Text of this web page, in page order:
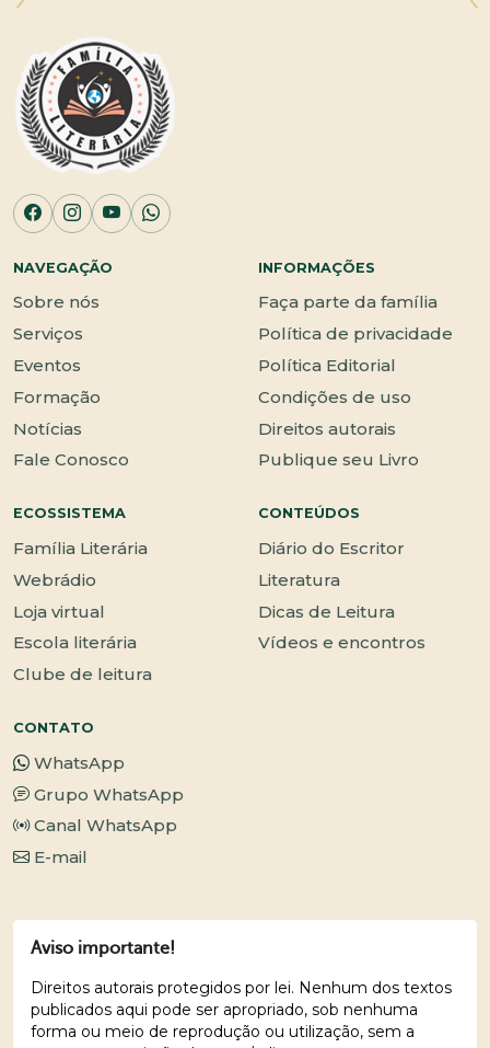
NAVEGAÇÃO
Sobre nós
Serviços
Eventos
Formação
Notícias
Fale Conosco
INFORMAÇÕES
Faça parte da família
Política de privacidade
Política Editorial
Condições de uso
Direitos autorais
Publique seu Livro
ECOSSISTEMA
Família Literária
Webrádio
Loja virtual
Escola literária
Clube de leitura
CONTEÚDOS
Diário do Escritor
Literatura
Dicas de Leitura
Vídeos e encontros
CONTATO
WhatsApp
Grupo WhatsApp
Canal WhatsApp
E-mail
Aviso importante!
Direitos autorais protegidos por lei. Nenhum dos textos
publicados aqui pode ser apropriado, sob nenhuma
forma ou meio de reprodução ou utilização, sem a